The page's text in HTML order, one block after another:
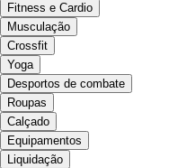
Fitness e Cardio
Musculação
Crossfit
Yoga
Desportos de combate
Roupas
Calçado
Equipamentos
Liquidação